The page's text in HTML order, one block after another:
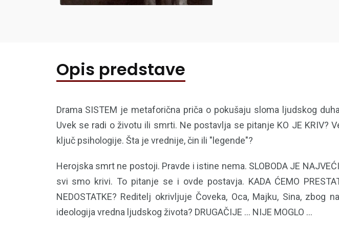
Opis predstave
Drama SISTEM je metaforična priča o pokušaju sloma ljudskog
Uvek se radi o životu ili smrti. Ne postavlja se pitanje KO JE KRIV?
ključ psihologije. Šta je vrednije, čin ili "legende"?
Herojska smrt ne postoji. Pravde i istine nema. SLOBODA JE
svi smo krivi. To pitanje se i ovde postavja. KADA ĆEMO
NEDOSTATKE? Reditelj okrivljuje Čoveka, Oca, Majku, Sina,
ideologija vredna ljudskog života? DRUGAČIJE ... NIJE MOGLO ...